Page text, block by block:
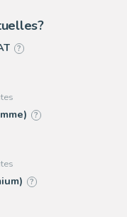
?
?
?